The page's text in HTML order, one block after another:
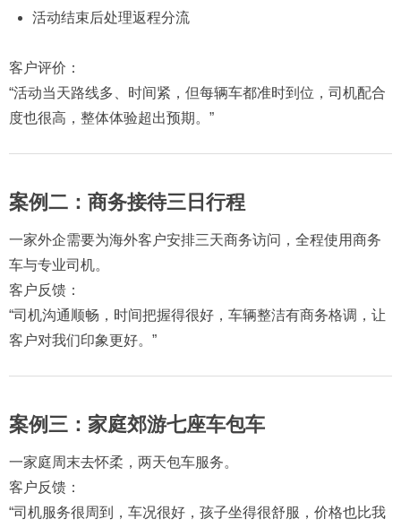
活动结束后处理返程分流
客户评价：
“活动当天路线多、时间紧，但每辆车都准时到位，司机配合
度也很高，整体体验超出预期。”
案例二：商务接待三日行程
一家外企需要为海外客户安排三天商务访问，全程使用商务
车与专业司机。
客户反馈：
“司机沟通顺畅，时间把握得很好，车辆整洁有商务格调，让
客户对我们印象更好。”
案例三：家庭郊游七座车包车
一家庭周末去怀柔，两天包车服务。
客户反馈：
“司机服务很周到，车况很好，孩子坐得很舒服，价格也比我